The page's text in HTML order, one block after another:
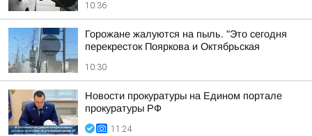
10:36
Горожане жалуются на пыль. "Это сегодня
перекресток Пояркова и Октябрьская
10:30
Новости прокуратуры на Едином портале
прокуратуры РФ
11:24